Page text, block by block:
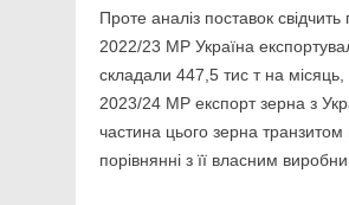
Проте аналіз поставок
2022/23 МР Україна
складали 447,5 тис т на
2023/24 МР експорт зерна з
частина цього зерна
порівнянні з її власним